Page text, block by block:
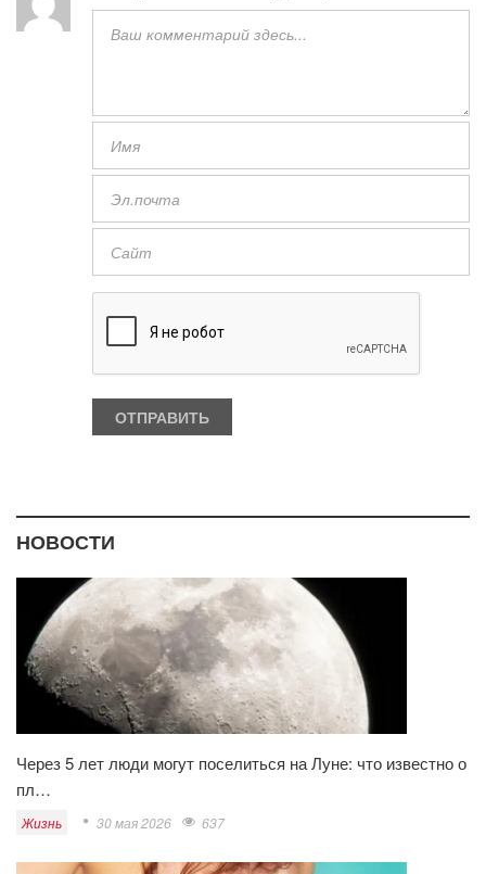
НОВОСТИ
Через 5 лет люди могут поселиться на Луне: что известно о
пл…
Жизнь 30 мая 2026 637